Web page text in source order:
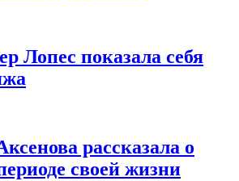
Лопес показала себя
рассказала о
своей жизни